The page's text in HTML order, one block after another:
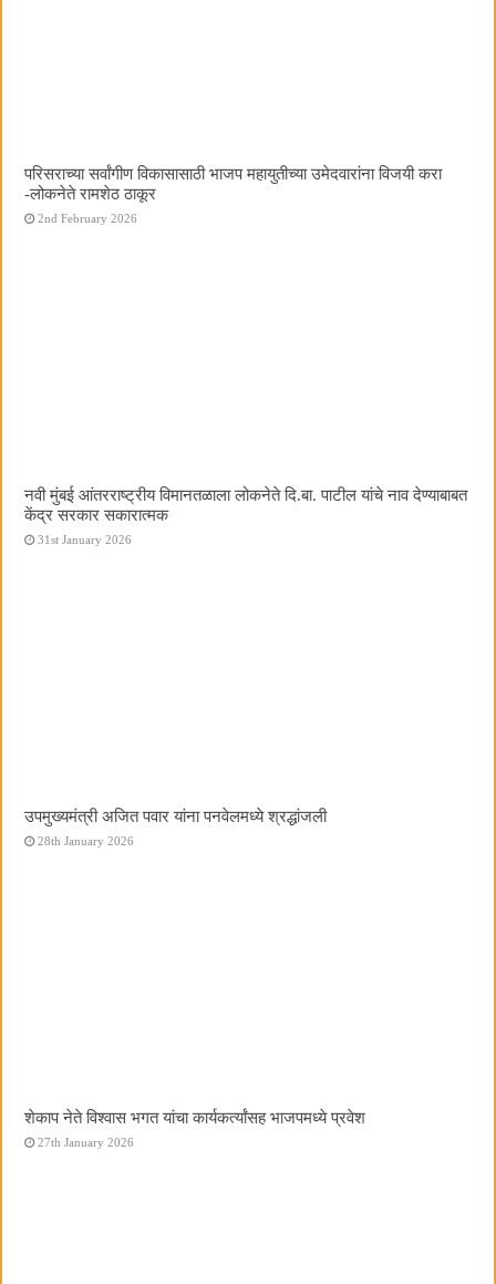
परिसराच्या सर्वांगीण विकासासाठी भाजप महायुतीच्या उमेदवारांना विजयी करा
-लोकनेते रामशेठ ठाकूर
2nd February 2026
नवी मुंबई आंतरराष्ट्रीय विमानतळाला लोकनेते दि.बा. पाटील यांचे नाव देण्याबाबत
केंद्र सरकार सकारात्मक
31st January 2026
उपमुख्यमंत्री अजित पवार यांना पनवेलमध्ये श्रद्धांजली
28th January 2026
शेकाप नेते विश्वास भगत यांचा कार्यकर्त्यांसह भाजपमध्ये प्रवेश
27th January 2026